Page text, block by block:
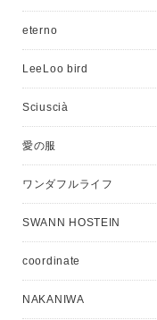
eterno
LeeLoo bird
Sciuscià
愛の服
ワンダフルライフ
SWANN HOSTEIN
coordinate
NAKANIWA